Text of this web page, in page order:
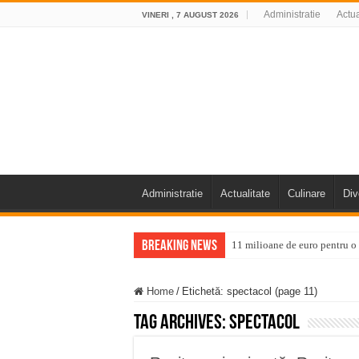
VINERI , 7 AUGUST 2026 Administratie
Administratie Actualitate Culinare
Breaking News 11 milioane de euro pentru
Întreruperi temporare ale
ANUNŢ OPRIRE ANUNŢ
Home / Etichetă: spectacol (page 11)
Tag Archives:spectacol